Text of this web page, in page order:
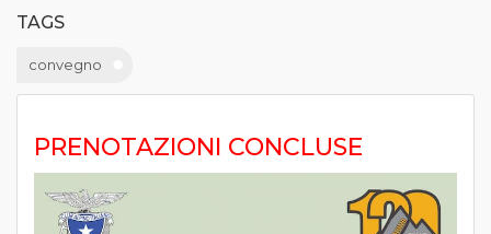
TAGS
convegno
PRENOTAZIONI CONCLUSE